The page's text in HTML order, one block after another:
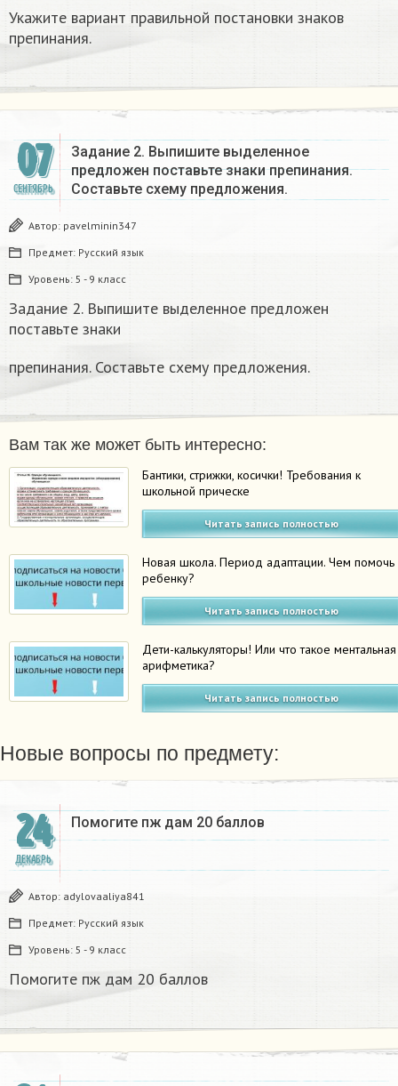
Укажите вариант правильной постановки знаков
препинания.​
07
СЕНТЯБРЬ
Задание 2. Выпишите выделенное
предложен поставьте знаки препинания.
Составьте схему предложения.
Автор: pavelminin347
Предмет: Русский язык
Уровень: 5 - 9 класс
Задание 2. Выпишите выделенное предложен
поставьте знаки
препинания. Составьте схему предложения.
Вам так же может быть интересно:
Бантики, стрижки, косички! Требования к
школьной прическе
Читать запись полностью
Новая школа. Период адаптации. Чем помочь
ребенку?
Читать запись полностью
Дети-калькуляторы! Или что такое ментальная
арифметика?
Читать запись полностью
Новые вопросы по предмету:
24
ДЕКАБРЬ
Помогите пж дам 20 баллов ​
Автор: adylovaaliya841
Предмет: Русский язык
Уровень: 5 - 9 класс
Помогите пж дам 20 баллов ​